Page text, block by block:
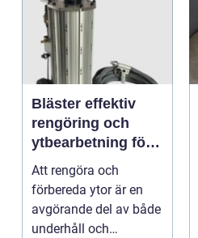
Bläster effektiv
rengöring och
ytbearbetning för
proffs och
hantverkare
Att rengöra och
förbereda ytor är en
avgörande del av både
underhåll och